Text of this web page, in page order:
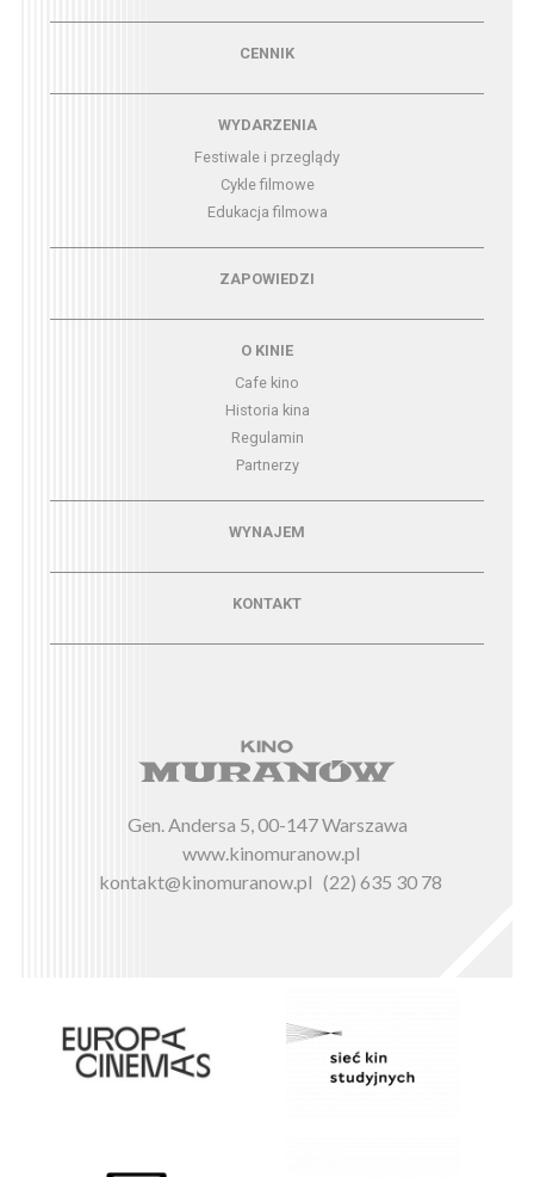
CENNIK
Menu - wydarzeniaWYDARZENIA
Festiwale i przeglądy
Cykle filmowe
Edukacja filmowa
Menu - zapowiedziZAPOWIEDZI
O KINIE
Cafe kino
Historia kina
Regulamin
Partnerzy
Menu - wynajemWYNAJEM
KONTAKT
Gen. Andersa 5, 00-147 Warszawa
www.kinomuranow.pl
kontakt@kinomuranow.pl (22) 635 30 78